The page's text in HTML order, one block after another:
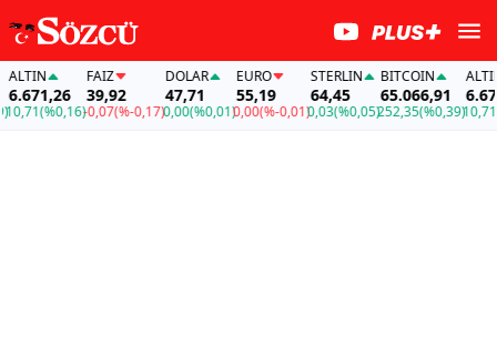
(%0,16)
FAİZ
39,92
-0,07(%-0,17)
DOLAR
47,71
0,00(%0,01)
EURO
55,19
0,00(%-0,01)
STERLIN
64,45
0,03(%0,05)
BITCOIN
65.066,91
252,35(%0,39)
ALTIN
10,71